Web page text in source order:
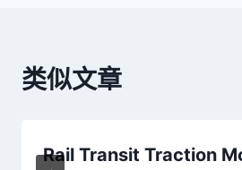
类似文章
Rail Transit Traction